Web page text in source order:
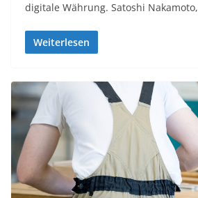
digitale Währung. Satoshi Nakamoto,
Weiterlesen